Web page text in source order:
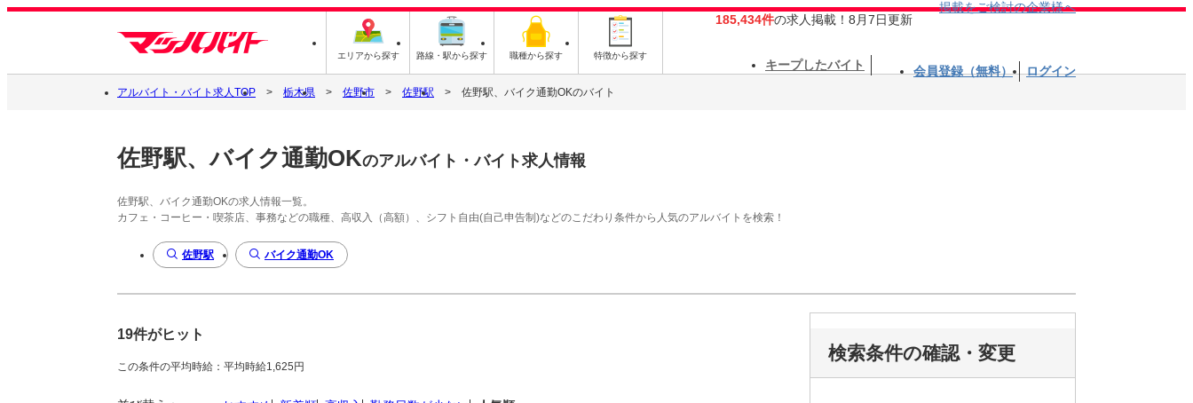
エリアから探す 路線・駅から探す 職種から探す 特徴から探す
185,434件の求人掲載！8月7日更新
掲載をご検討の企業様へ
キープしたバイト 会員登録（無料） ログイン
アルバイト・バイト求人TOP 栃木県 佐野市 佐野駅 佐野駅、バイク通勤OKのバイト
佐野駅、バイク通勤OKのアルバイト・バイト求人情報
佐野駅、バイク通勤OKの求人情報一覧。
カフェ・コーヒー・喫茶店、事務などの職種、高収入（高額）、シフト自由(自己申告制)などのこだわり条件から人気のアルバイトを検索！
佐野駅 バイク通勤OK
19件がヒット
この条件の平均時給：平均時給1,625円
検索条件の確認・変更